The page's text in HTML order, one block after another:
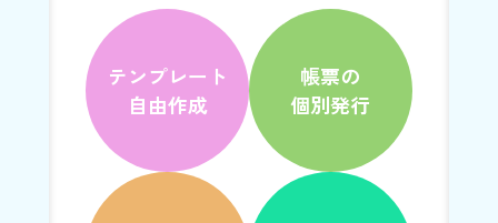
テンプレート
自由作成
帳票の
個別発行